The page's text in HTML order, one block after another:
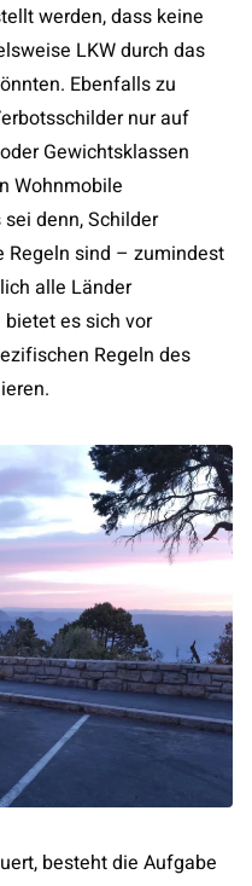
werden, dass keine
LKW durch das
Ebenfalls zu
nur auf
Gewichtsklassen
Wohnmobile
denn, Schilder
Regeln sind – zumindest
alle Länder
es sich vor
Regeln des
besteht die Aufgabe